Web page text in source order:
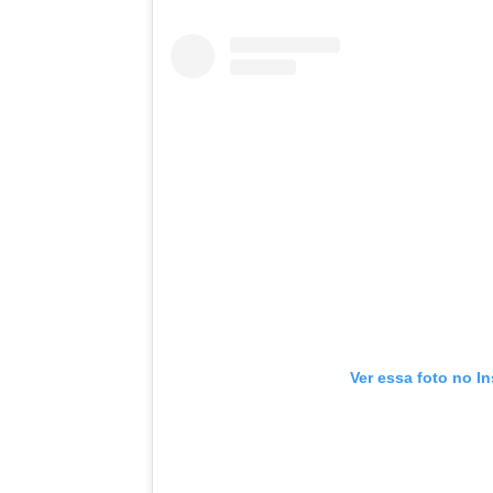
Ver essa foto no